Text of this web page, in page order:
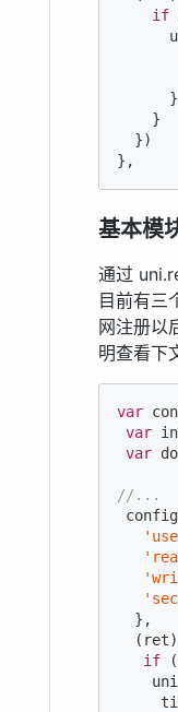
if
    }
  })
},
基本模
通过
目前有三
网注册以
明查看下
var
var
var
//...
  },
if